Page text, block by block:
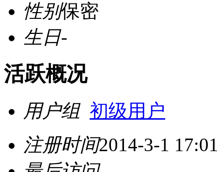
性别保密
生日-
活跃概况
用户组 初级用户
注册时间2014-3-1